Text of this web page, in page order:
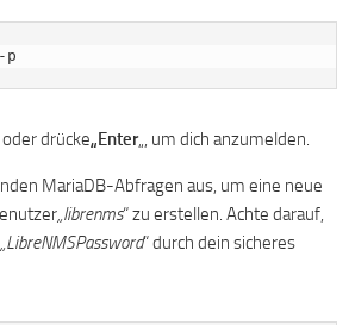
p
drücke„Enter„, um dich anzumelden.
MariaDB-Abfragen aus, um eine neue
„librenms“ zu erstellen. Achte darauf,
„LibreNMSPassword“ durch dein sicheres